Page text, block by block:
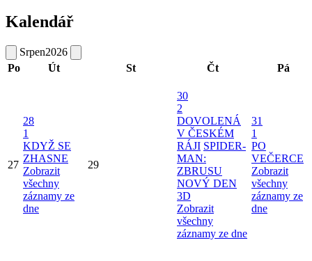
Kalendář
Srpen2026
Po
Út St Čt Pá
27
28
1
KDYŽ SE
ZHASNE
Zobrazit
všechny
záznamy ze
dne
29
30
2
DOVOLENÁ
V ČESKÉM
RÁJI SPIDER-
MAN:
ZBRUSU
NOVÝ DEN
3D
Zobrazit
všechny
záznamy ze dne
31
1
PO
VEČERCE
Zobrazit
všechny
záznamy ze
dne